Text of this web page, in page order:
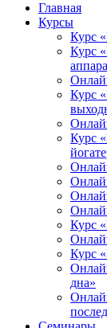
Главная
Курсы
Курс
Курс
Курс
Курс
Курс
Курс
дна»